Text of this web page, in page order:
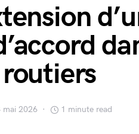
mai 2026 1 minute read